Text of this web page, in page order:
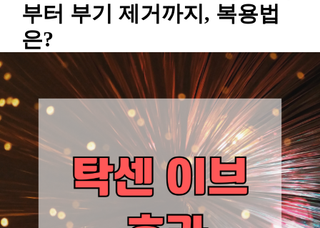
너
뛰
기
부터 부기 제거까지, 복용법
은?